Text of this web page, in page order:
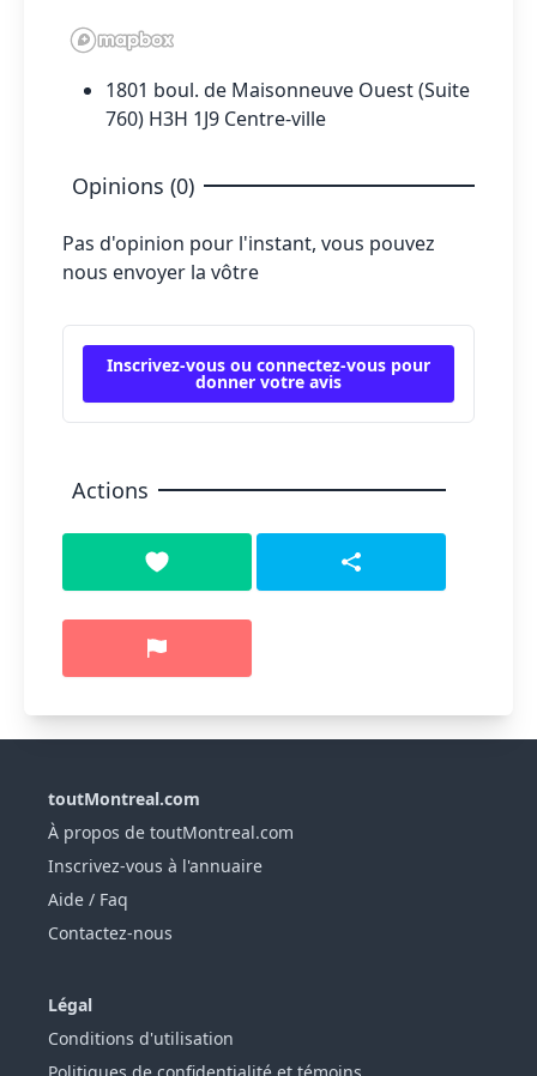
1801 boul. de Maisonneuve Ouest (Suite
760) H3H 1J9 Centre-ville
Opinions (0)
Pas d'opinion pour l'instant, vous pouvez
nous envoyer la vôtre
Inscrivez-vous ou connectez-vous pour
donner votre avis
Actions
toutMontreal.com
À propos de toutMontreal.com
Inscrivez-vous à l'annuaire
Aide / Faq
Contactez-nous
Légal
Conditions d'utilisation